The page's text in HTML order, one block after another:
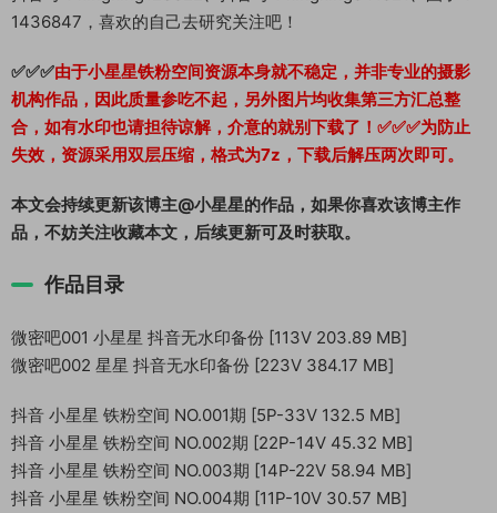
1436847，喜欢的自己去研究关注吧！
✅✅✅由于小星星铁粉空间资源本身就不稳定，并非专业的摄影
机构作品，因此质量参吃不起，另外图片均收集第三方汇总整
合，如有水印也请担待谅解，介意的就别下载了！✅✅✅为防止
失效，资源采用双层压缩，格式为7z，下载后解压两次即可。
本文会持续更新该博主@小星星的作品，如果你喜欢该博主作
品，不妨关注收藏本文，后续更新可及时获取。
作品目录
微密吧001 小星星 抖音无水印备份 [113V 203.89 MB]
微密吧002 星星 抖音无水印备份 [223V 384.17 MB]
抖音 小星星 铁粉空间 NO.001期 [5P-33V 132.5 MB]
抖音 小星星 铁粉空间 NO.002期 [22P-14V 45.32 MB]
抖音 小星星 铁粉空间 NO.003期 [14P-22V 58.94 MB]
抖音 小星星 铁粉空间 NO.004期 [11P-10V 30.57 MB]